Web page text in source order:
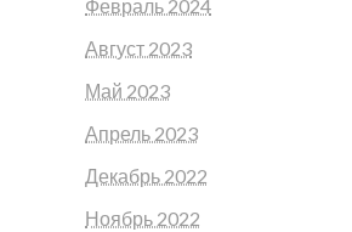
Февраль 2024
Август 2023
Май 2023
Апрель 2023
Декабрь 2022
Ноябрь 2022